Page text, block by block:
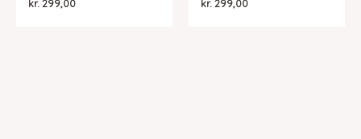
kr. 299,00 kr. 299,00